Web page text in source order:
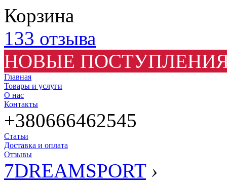
Корзина
133 отзыва
НОВЫЕ
Главная
Товары и услуги
О нас
Контакты
+380666462545
Статьи
Доставка и оплата
Отзывы
7DREAMSPORT ›